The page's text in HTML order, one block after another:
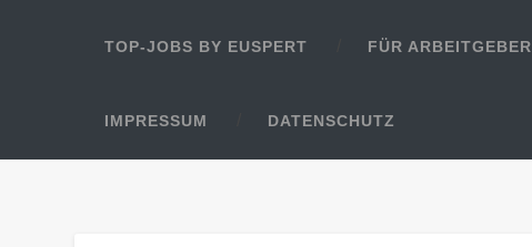
TOP-JOBS BY EUSPERT FÜR ARBEITGEBER
IMPRESSUM DATENSCHUTZ